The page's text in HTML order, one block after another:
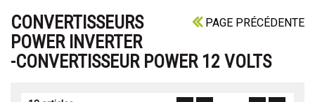
PAGE PRÉCÉDENTE
CONVERTISSEURS
POWER INVERTER
-CONVERTISSEUR POWER 12 VOLTS